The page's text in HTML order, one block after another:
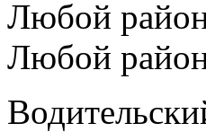
Любой
Любой